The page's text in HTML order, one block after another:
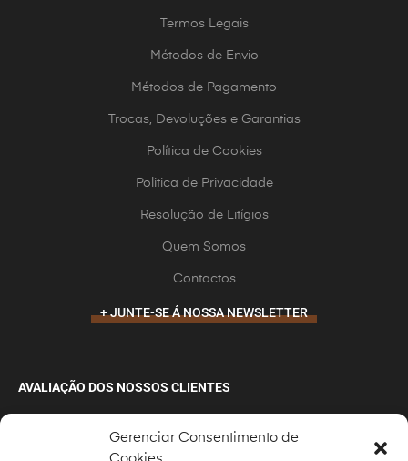
Gerenciar Consentimento de
Termos Legais
Métodos de Envio
Métodos de Pagamento
Trocas, Devoluções e Garantias
Política de Cookies
Politica de Privacidade
Resolução de Litígios
Quem Somos
Contactos
+ JUNTE-SE Á NOSSA NEWSLETTER
AVALIAÇÃO DOS NOSSOS CLIENTES